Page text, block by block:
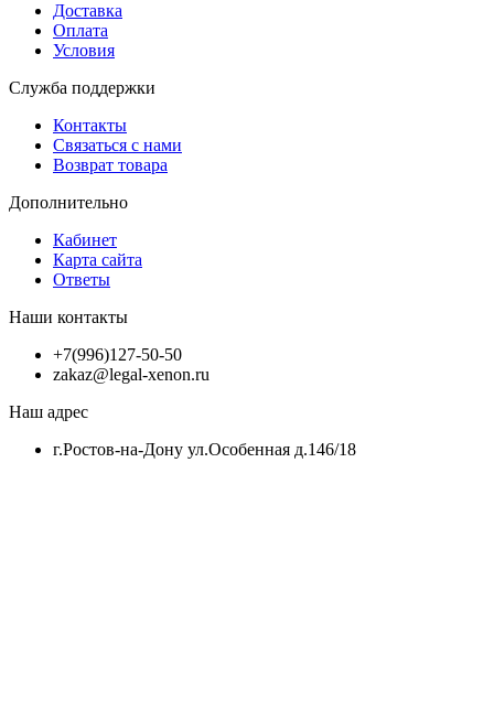
Доставка
Оплата
Условия
Служба поддержки
Контакты
Связаться с нами
Возврат товара
Дополнительно
Кабинет
Карта сайта
Ответы
Наши контакты
+7(996)127-50-50
zakaz@legal-xenon.ru
Наш адрес
г.Ростов-на-Дону ул.Особенная д.146/18